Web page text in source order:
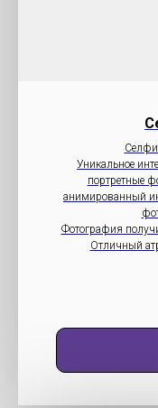
Селфи
Уникальное
портретные
анимированный
Фотография
Отличный